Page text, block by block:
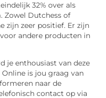
32% over als
Zowel Dutchess of
zijn zeer positief. Er zijn
andere producten in
je enthousiast van deze
Online is jou graag van
naar de
contact op via